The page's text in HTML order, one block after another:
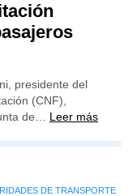
presidente del
(CNF),
de… Leer más
DE TRANSPORTE